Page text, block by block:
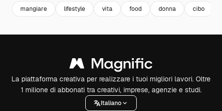
mangiare lifestyle vita food donna cibo
La piattaforma creativa per realizzare i tuoi migliori lavori. Oltre
1 milione di abbonati tra creativi, imprese, agenzie e studi.
Italiano